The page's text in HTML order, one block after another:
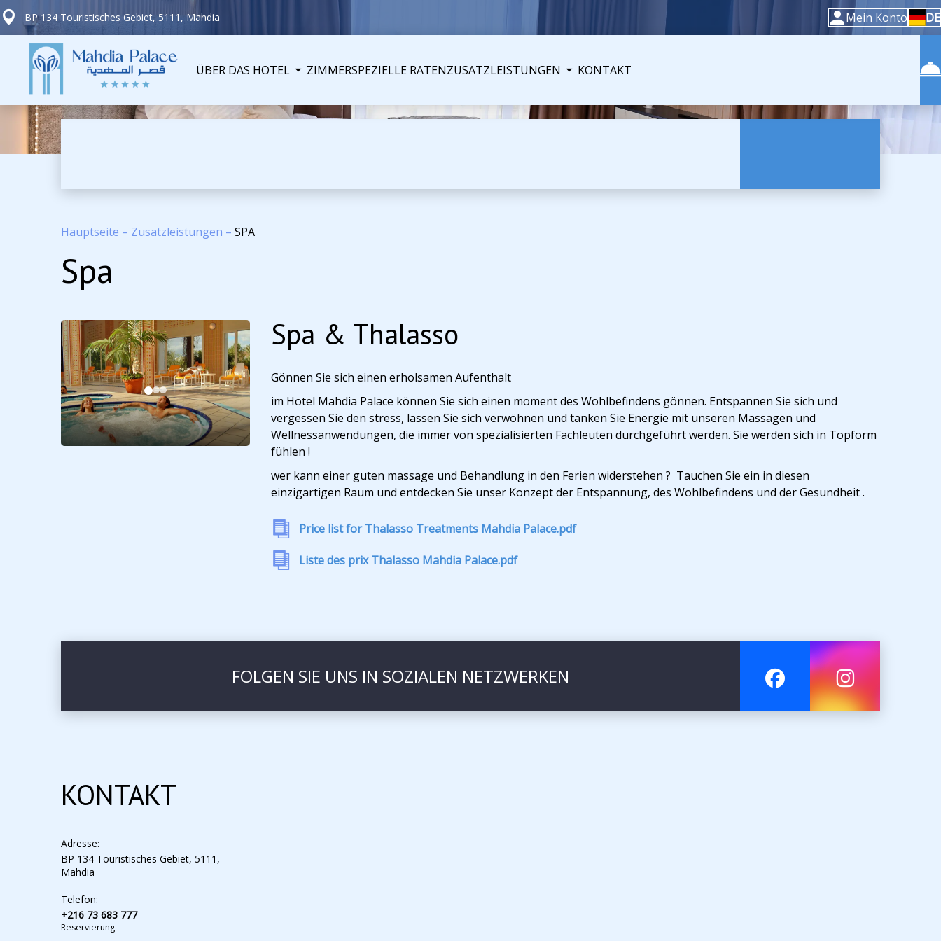
BP 134 Touristisches Gebiet, 5111, Mahdia Mein Konto DE
ÜBER DAS HOTEL ZIMMERSPEZIELLE RATENZUSATZLEISTUNGEN KONTAKT
Hauptseite – Zusatzleistungen – SPA
Spa
Spa & Thalasso
Gönnen Sie sich einen erholsamen Aufenthalt
im Hotel Mahdia Palace können Sie sich einen moment des Wohlbefindens gönnen. Entspannen Sie sich und
vergessen Sie den stress, lassen Sie sich verwöhnen und tanken Sie Energie mit unseren Massagen und
Wellnessanwendungen, die immer von spezialisierten Fachleuten durchgeführt werden. Sie werden sich in Topform
fühlen !
wer kann einer guten massage und Behandlung in den Ferien widerstehen ? Tauchen Sie ein in diesen
einzigartigen Raum und entdecken Sie unser Konzept der Entspannung, des Wohlbefindens und der Gesundheit .
Price list for Thalasso Treatments Mahdia Palace.pdf
Liste des prix Thalasso Mahdia Palace.pdf
FOLGEN SIE UNS IN SOZIALEN NETZWERKEN
KONTAKT
Adresse:
BP 134 Touristisches Gebiet, 5111,
Mahdia
Telefon:
+216 73 683 777
Reservierung